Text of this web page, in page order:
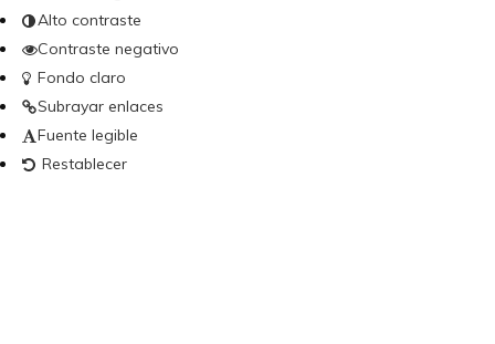
Alto contraste
Contraste negativo
Fondo claro
Subrayar enlaces
Fuente legible
Restablecer